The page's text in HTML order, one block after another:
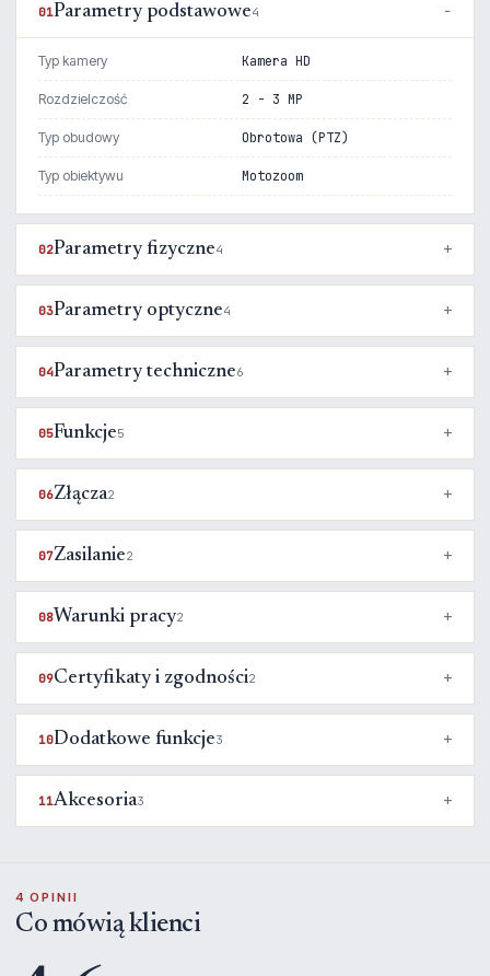
01Parametry podstawowe4
Typ kamery Kamera HD
Rozdzielczość 2 - 3 MP
Typ obudowy Obrotowa (PTZ)
Typ obiektywu Motozoom
02Parametry fizyczne4
03Parametry optyczne4
04Parametry techniczne6
05Funkcje5
06Złącza2
07Zasilanie2
08Warunki pracy2
09Certyfikaty i zgodności2
10Dodatkowe funkcje3
11Akcesoria3
4 OPINII
Co mówią klienci